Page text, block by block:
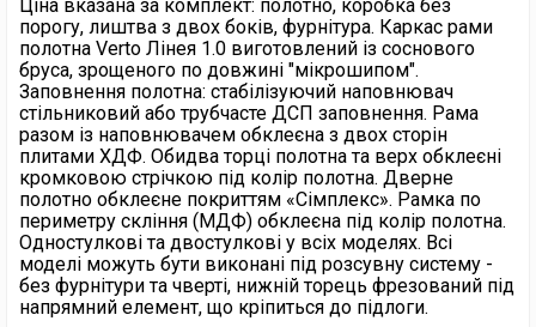
Ціна вказана за комплект: полотно, коробка без
порогу, лиштва з двох боків, фурнітура. Каркас рами
полотна Verto Лінея 1.0 виготовлений із соснового
бруса, зрощеного по довжині "мікрошипом".
Заповнення полотна: стабілізуючий наповнювач
стільниковий або трубчасте ДСП заповнення. Рама
разом із наповнювачем обклеєна з двох сторін
плитами ХДФ. Обидва торці полотна та верх обклеєні
кромковою стрічкою під колір полотна. Дверне
полотно обклеєне покриттям «Сімплекс». Рамка по
периметру скління (МДФ) обклеєна під колір полотна.
Одностулкові та двостулкові у всіх моделях. Всі
моделі можуть бути виконані під розсувну систему -
без фурнітури та чверті, нижній торець фрезований під
напрямний елемент, що кріпиться до підлоги.